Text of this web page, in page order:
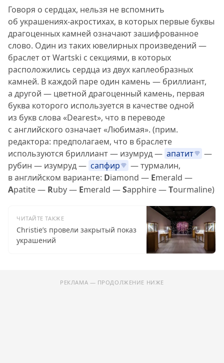
Говоря о сердцах, нельзя не вспомнить
об украшениях-акростихах, в которых первые буквы
драгоценных камней означают зашифрованное
слово. Один из таких ювелирных произведений —
браслет от Wartski с секциями, в которых
расположились сердца из двух каплеобразных
камней. В каждой паре один камень — бриллиант,
а другой — цветной драгоценный камень, первая
буква которого используется в качестве одной
из букв слова «Dearest», что в переводе
с английского означает «Любимая». (прим.
редактора: предполагаем, что в браслете
используются бриллиант — изумруд — апатит
—
рубин — изумруд — сапфир
— турмалин,
в английском варианте: Diamond — Emerald —
Apatite — Ruby — Emerald —Sapphire —Tourmaline)
ЧИТАЙТЕ ТАКЖЕ
Christie’s провели закрытый показ
украшений
РЕКЛАМА — ПРОДОЛЖЕНИЕ НИЖЕ